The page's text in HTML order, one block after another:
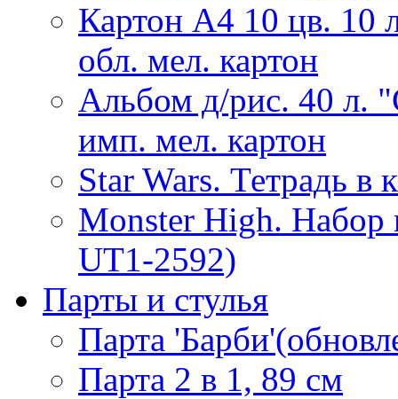
Картон А4 10 цв. 10
обл. мел. картон
Альбом д/рис. 40 л.
имп. мел. картон
Star Wars. Тетрадь в
Monster High. Набор
UT1-2592)
Парты и стулья
Парта
Парта 2 в 1, 89 см